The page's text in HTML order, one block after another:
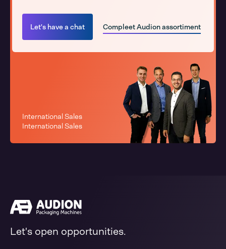
Let's have a chat Compleet Audion assortiment
International Sales
International Sales
Let's open opportunities.